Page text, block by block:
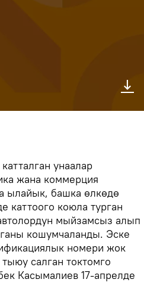
унаалар
жана коммерция
ылайык, башка өлкөдө
каттоого коюла турган
мыйзамсыз алып
кошумчаланды. Эске
номери жок
салган токтомго
Касымалиев 17-апрелде